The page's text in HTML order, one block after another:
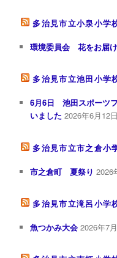
多治見市立小泉小学
環境委員会 花をお届け
多治見市立池田小学
6月6日 池田スポーツ
いました 2026年6月12日
多治見市立市之倉小
市之倉町 夏祭り 2026
多治見市立滝呂小学
魚つかみ大会 2026年7